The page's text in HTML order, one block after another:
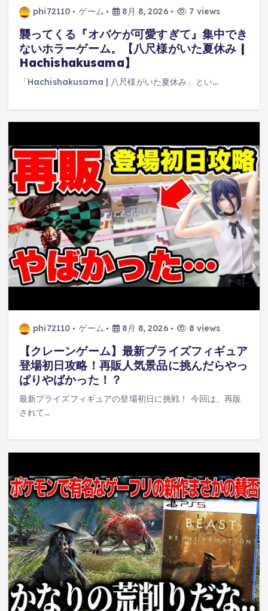
phi72110 ゲーム 8月 8, 2026 7 views
襲ってくる『オバケが可愛すぎて』集中でき
ないホラーゲーム。【八尺様がいた夏休み |
Hachishakusama】
「Hachishakusama | 八尺様がいた夏休み」とい…
phi72110 ゲーム 8月 8, 2026 8 views
【クレーンゲーム】最新プライズフィギュア
登場初日攻略！再販人気景品に挑んだらやっ
ぱりやばかった！？
最新プライズフィギュアの登場初日に挑戦！ 今回は、再販
されて…